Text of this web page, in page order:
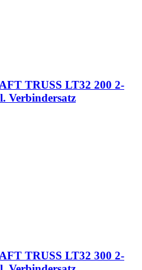
TRUSS LT32 200 2-
Verbindersatz
TRUSS LT32 300 2-